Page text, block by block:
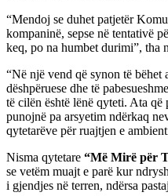
“Mendoj se duhet patjetër
kompaninë, sepse në tentativë
keq, po na humbet durimi”, tha
“Në një vend që synon të bëhet
dëshpëruese dhe të
të cilën është lënë qyteti. Ata që
punojnë pa arsyetim ndërkaq
qytetarëve për ruajtjen e
Nisma qytetare “Më Mirë për
se vetëm muajt e parë kur
i gjendjes në terren, ndërsa